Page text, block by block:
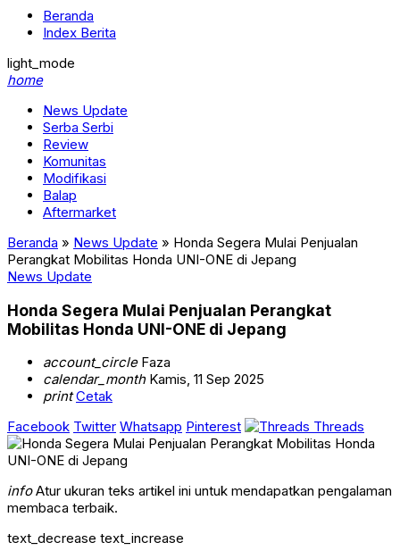
Beranda
Index Berita
light_mode
home
News Update
Serba Serbi
Review
Komunitas
Modifikasi
Balap
Aftermarket
Beranda » News Update » Honda Segera Mulai Penjualan
Perangkat Mobilitas Honda UNI-ONE di Jepang
News Update
Honda Segera Mulai Penjualan Perangkat
Mobilitas Honda UNI-ONE di Jepang
account_circleFaza
calendar_monthKamis, 11 Sep 2025
print Cetak
Facebook Twitter Whatsapp Pinterest Threads
infoAtur ukuran teks artikel ini untuk mendapatkan pengalaman
membaca terbaik.
text_decrease text_increase